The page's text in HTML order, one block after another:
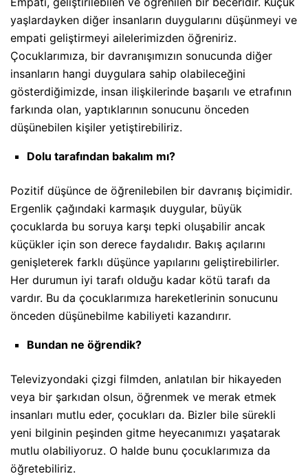
yaşlardayken diğer insanların duygularını düşünmeyi ve
empati geliştirmeyi ailelerimizden öğreniriz.
Çocuklarımıza, bir davranışımızın sonucunda diğer
insanların hangi duygulara sahip olabileceğini
gösterdiğimizde, insan ilişkilerinde başarılı ve etrafının
farkında olan, yaptıklarının sonucunu önceden
düşünebilen kişiler yetiştirebiliriz.
Dolu tarafından bakalım mı?
Pozitif düşünce de öğrenilebilen bir davranış biçimidir.
Ergenlik çağındaki karmaşık duygular, büyük
çocuklarda bu soruya karşı tepki oluşabilir ancak
küçükler için son derece faydalıdır. Bakış açılarını
genişleterek farklı düşünce yapılarını geliştirebilirler.
Her durumun iyi tarafı olduğu kadar kötü tarafı da
vardır. Bu da çocuklarımıza hareketlerinin sonucunu
önceden düşünebilme kabiliyeti kazandırır.
Bundan ne öğrendik?
Televizyondaki çizgi filmden, anlatılan bir hikayeden
veya bir şarkıdan olsun, öğrenmek ve merak etmek
insanları mutlu eder, çocukları da. Bizler bile sürekli
yeni bilginin peşinden gitme heyecanımızı yaşatarak
mutlu olabiliyoruz. O halde bunu çocuklarımıza da
öğretebiliriz.